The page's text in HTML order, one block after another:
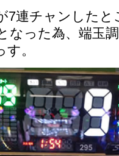
7連チャンしたと
なった為、端玉
。